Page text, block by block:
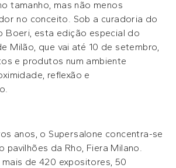
tamanho, mas não menos
no conceito. Sob a curadoria do
Boeri, esta edição especial do
Milão, que vai até 10 de setembro,
e produtos num ambiente
reflexão e
anos, o Supersalone concentra-se
pavilhões da Rho, Fiera Milano.
de 420 expositores, 50